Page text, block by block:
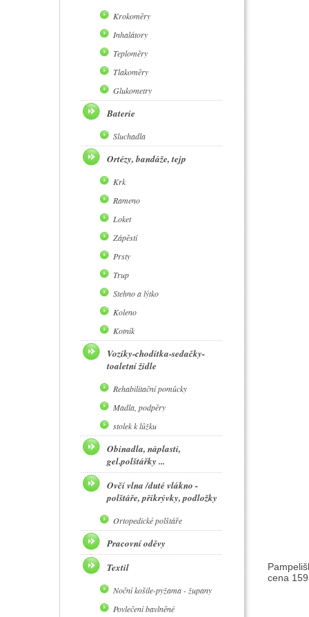
cena
Krokoměry
Inhalátory
Teploměry
Tlakoměry
Glukometry
Baterie
Sluchadla
Ortézy, bandáže, tejp
Krk
Rameno
Loket
Zápěstí
Prsty
Trup
Stehno a lýtko
Koleno
Kotník
Vozíky-chodítka-sedačky-
toaletní židle
Rehabilitační pomůcky
Madla, podpěry
stolek k lůžku
Obinadla, náplasti,
gel.polštářky ...
Ovčí vlna /duté vlákno -
polštáře, přikrývky, podložky
Ortopedické polštáře
Pracovní oděvy
Textil
Noční košile-pyžama - župany
Povlečení bavlněné